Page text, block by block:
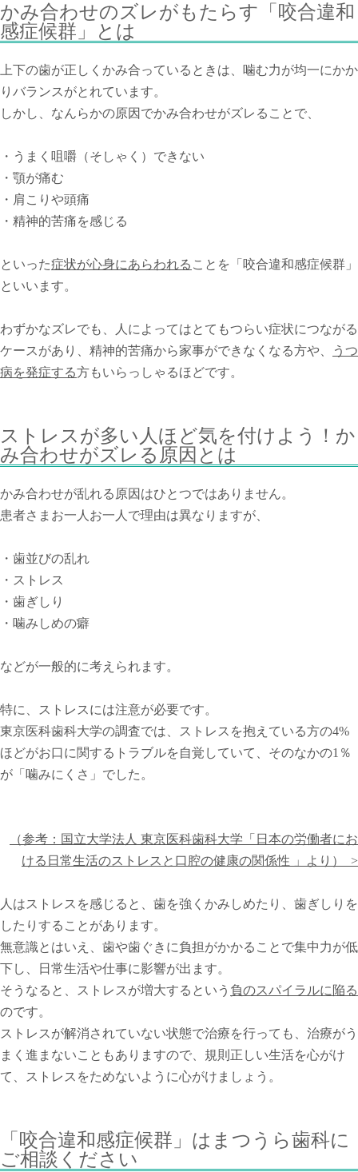
かみ合わせのズレがもたらす「咬合違和
感症候群」とは
上下の歯が正しくかみ合っているときは、噛む力が均一にかか
りバランスがとれています。
しかし、なんらかの原因でかみ合わせがズレることで、
・うまく咀嚼（そしゃく）できない
・顎が痛む
・肩こりや頭痛
・精神的苦痛を感じる
といった症状が心身にあらわれる ことを「咬合違和感症候群」
といいます。
わずかなズレでも、人によってはとてもつらい症状につながる
ケースがあり、精神的苦痛から家事ができなくなる方や、
うつ
病を発症する方もいらっしゃるほどです。
ストレスが多い人ほど気を付けよう！か
み合わせがズレる原因とは
かみ合わせが乱れる原因はひとつではありません。
患者さまお一人お一人で理由は異なりますが、
・歯並びの乱れ
・ストレス
・歯ぎしり
・噛みしめの癖
などが一般的に考えられます。
特に、ストレスには注意が必要です。
東京医科歯科大学の調査では、ストレスを抱えている方の4%
ほどがお口に関するトラブルを自覚していて、そのなかの1％
が「噛みにくさ」でした。
（参考：国立大学法人 東京医科歯科大学「日本の労働者にお
ける日常生活のストレスと口腔の健康の関係性 」より） >
人はストレスを感じると、歯を強くかみしめたり、歯ぎしりを
したりすることがあります。
無意識とはいえ、歯や歯ぐきに負担がかかることで集中力が低
下し、日常生活や仕事に影響が出ます。
そうなると、ストレスが増大するという 負のスパイラルに陥る
のです。
ストレスが解消されていない状態で治療を行っても、治療がう
まく進まないこともありますので、規則正しい生活を心がけ
て、ストレスをためないように心がけましょう。
「咬合違和感症候群」はまつうら歯科に
ご相談ください